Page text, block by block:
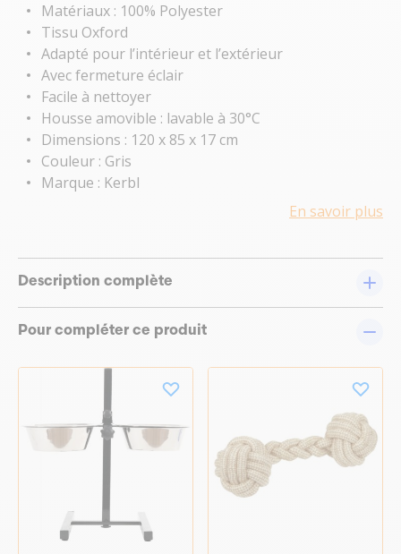
Matériaux : 100% Polyester
Tissu Oxford
Adapté pour l’intérieur et l’extérieur
Avec fermeture éclair
Facile à nettoyer
Housse amovible : lavable à 30°C
Dimensions : 120 x 85 x 17 cm
Couleur : Gris
Marque : Kerbl
En savoir plus
Description complète
Pour compléter ce produit